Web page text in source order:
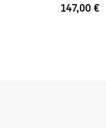
147,00 €